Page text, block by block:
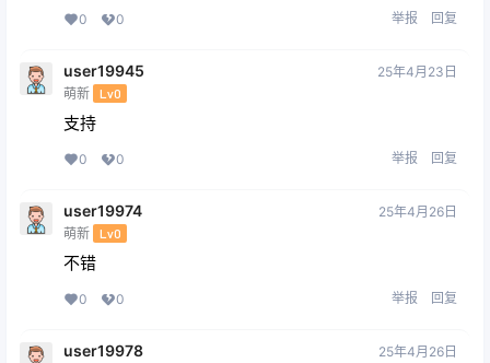
0 0 举报 回复
user19945
萌新 Lv0
25年4月23日
支持
0 0 举报 回复
user19974
萌新 Lv0
25年4月26日
不错
0 0 举报 回复
user19978 25年4月26日